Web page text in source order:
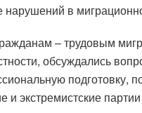
нарушений в
– трудовым
обсуждались
подготовку,
и экстремистские